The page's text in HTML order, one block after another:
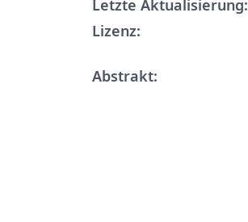
Letzte Aktualisierung:
Lizenz:
Abstrakt: